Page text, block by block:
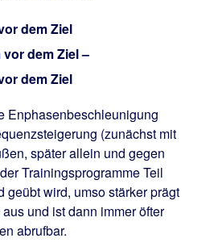
dem Ziel
vor dem Ziel –
dem Ziel
Enphasenbeschleunigung
(zunächst mit
später allein und gegen
Trainingsprogramme Teil
geübt wird, umso stärker prägt
aus und ist dann immer öfter
abrufbar.